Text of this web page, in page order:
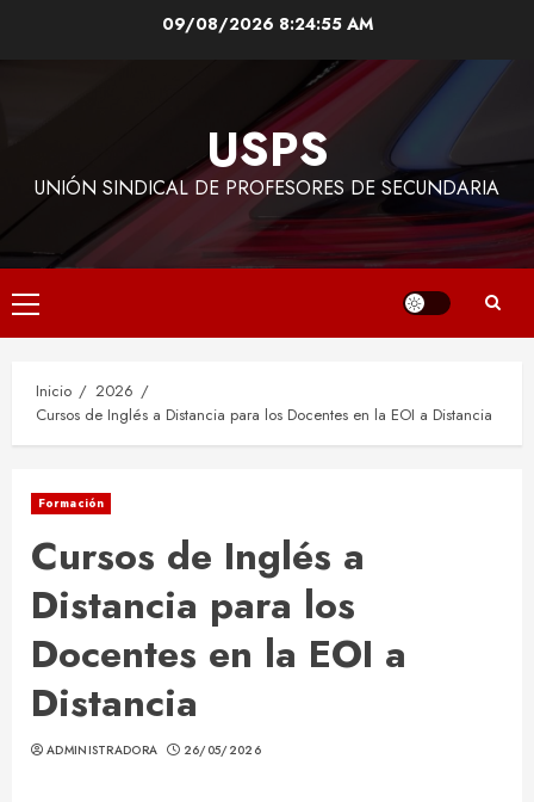
09/08/2026 8:24:56 AM
USPS
UNIÓN SINDICAL DE PROFESORES DE SECUNDARIA
Menú
principal
Inicio
2026
Cursos de Inglés a Distancia para los Docentes en la EOI a Distancia
Formación
Cursos de Inglés a
Distancia para los
Docentes en la EOI a
Distancia
ADMINISTRADORA 26/05/2026